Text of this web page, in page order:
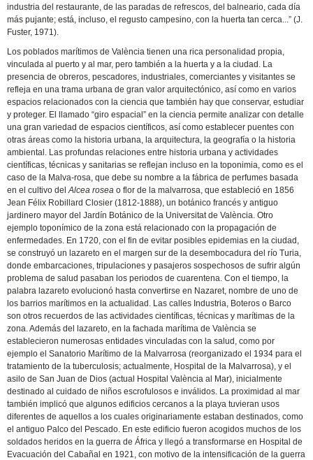
industria del restaurante, de las paradas de refrescos, del balneario, cada día
más pujante; está, incluso, el regusto campesino, con la huerta tan cerca...” (J.
Fuster, 1971).
Los poblados marítimos de València tienen una rica personalidad propia,
vinculada al puerto y al mar, pero también a la huerta y a la ciudad. La
presencia de obreros, pescadores, industriales, comerciantes y visitantes se
refleja en una trama urbana de gran valor arquitectónico, así como en varios
espacios relacionados con la ciencia que también hay que conservar, estudiar
y proteger. El llamado “giro espacial” en la ciencia permite analizar con detalle
una gran variedad de espacios científicos, así como establecer puentes con
otras áreas como la historia urbana, la arquitectura, la geografía o la historia
ambiental. Las profundas relaciones entre historia urbana y actividades
científicas, técnicas y sanitarias se reflejan incluso en la toponimia, como es el
caso de la Malva-rosa, que debe su nombre a la fábrica de perfumes basada
en el cultivo delAlcea rosea o flor de la malvarrosa, que estableció en 1856
Jean Félix Robillard Closier (1812-1888), un botánico francés y antiguo
jardinero mayor del Jardín Botánico de la Universitat de València. Otro
ejemplo toponímico de la zona está relacionado con la propagación de
enfermedades. En 1720, con el fin de evitar posibles epidemias en la ciudad,
se construyó un lazareto en el margen sur de la desembocadura del río Turia,
donde embarcaciones, tripulaciones y pasajeros sospechosos de sufrir algún
problema de salud pasaban los periodos de cuarentena. Con el tiempo, la
palabra lazareto evolucionó hasta convertirse en Nazaret, nombre de uno de
los barrios marítimos en la actualidad. Las calles Industria, Boteros o Barco
son otros recuerdos de las actividades científicas, técnicas y marítimas de la
zona. Además del lazareto, en la fachada marítima de València se
establecieron numerosas entidades vinculadas con la salud, como por
ejemplo el Sanatorio Marítimo de la Malvarrosa (reorganizado el 1934 para el
tratamiento de la tuberculosis; actualmente, Hospital de la Malvarrosa), y el
asilo de San Juan de Dios (actual Hospital València al Mar), inicialmente
destinado al cuidado de niños escrofulosos e inválidos. La proximidad al mar
también implicó que algunos edificios cercanos a la playa tuvieran usos
diferentes de aquellos a los cuales originariamente estaban destinados, como
el antiguo Palco del Pescado. En este edificio fueron acogidos muchos de los
soldados heridos en la guerra de África y llegó a transformarse en Hospital de
Evacuación del Cabañal en 1921, con motivo de la intensificación de la guerra